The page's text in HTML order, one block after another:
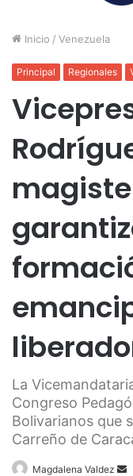
Inicio / Venezuela
Principal Regionales
La
Congreso
Bolivarianos que
Carreño de
Magdalena Valdez